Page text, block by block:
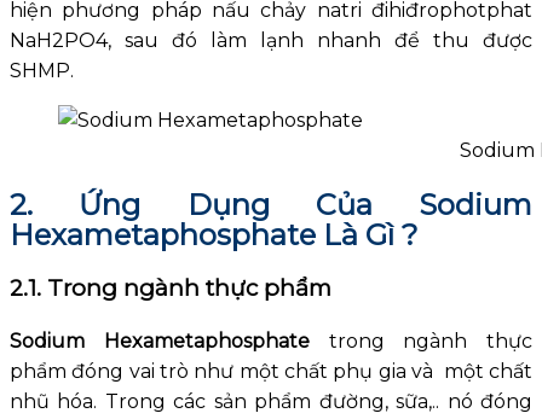
hiện phương pháp nấu chảy natri đihiđrophotphat
NaH2PO4, sau đó làm lạnh nhanh để thu được
SHMP.
Sodium
2. Ứng Dụng Của Sodium
Hexametaphosphate Là Gì ?
2.1. Trong ngành thực phẩm
Sodium Hexametaphosphatetrong ngành thực
phẩm đóng vai trò như một chất phụ gia và một chất
nhũ hóa. Trong các sản phẩm đường, sữa,.. nó đóng